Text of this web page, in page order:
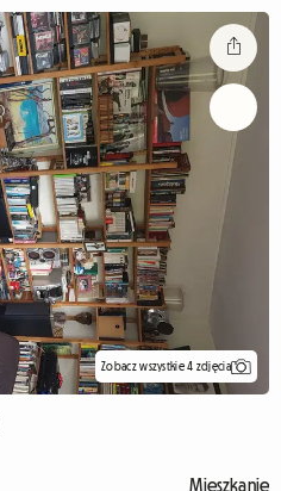
Zobacz wszystkie 4 zdjęcia
Mieszkanie